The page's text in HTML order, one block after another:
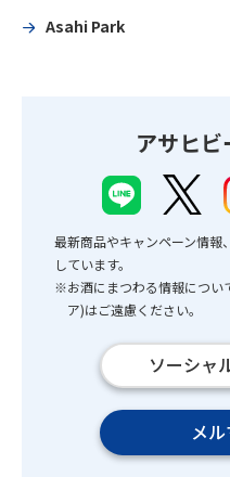
Asahi Park
アサヒビ
最新商品やキャンペーン情報
しています。
※お酒にまつわる情報につい
ア)はご遠慮ください。
ソーシャ
メ